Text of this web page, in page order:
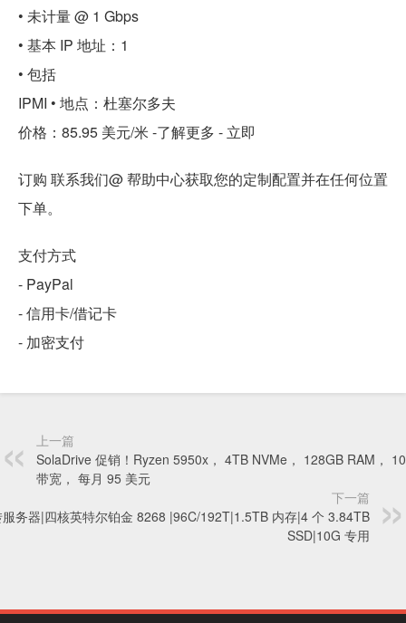
• 未计量 @ 1 Gbps
• 基本 IP 地址：1
• 包括
IPMI • 地点：杜塞尔多夫
价格：85.95 美元/米 -了解更多 - 立即
订购 联系我们@ 帮助中心获取您的定制配置并在任何位置
下单。
支付方式
- PayPal
- 信用卡/借记卡
- 加密支付
上一篇
SolaDrive 促销！Ryzen 5950x， 4TB NVMe， 128GB RAM，
带宽， 每月 95 美元
下一篇
务器|四核英特尔铂金 8268 |96C/192T|1.5TB 内存|4 个 3.84TB
SSD|10G 专用